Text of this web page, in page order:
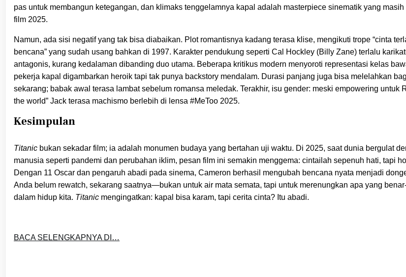
pas untuk membangun ketegangan, dan klimaks tenggelamnya kapal adalah masterpiece sinematik yang masih
film 2025.
Namun, ada sisi negatif yang tak bisa diabaikan. Plot romantisnya kadang terasa klise, mengikuti trope “cinta
bencana” yang sudah usang bahkan di 1997. Karakter pendukung seperti Cal Hockley (Billy Zane) terlalu
antagonis, kurang kedalaman dibanding duo utama. Beberapa kritikus modern menyoroti representasi kelas
pekerja kapal digambarkan heroik tapi tak punya backstory mendalam. Durasi panjang juga bisa melelahkan
sekarang; babak awal terasa lambat sebelum romansa meledak. Terakhir, isu gender: meski empowering untuk
the world” Jack terasa machismo berlebih di lensa #MeToo 2025.
Kesimpulan
Titanic bukan sekadar film; ia adalah monumen budaya yang bertahan uji waktu. Di 2025, saat dunia bergulat
manusia seperti pandemi dan perubahan iklim, pesan film ini semakin menggema: cintailah sepenuh hati, tapi
Dengan 11 Oscar dan pengaruh abadi pada sinema, Cameron berhasil mengubah bencana nyata menjadi
Anda belum rewatch, sekarang saatnya—bukan untuk air mata semata, tapi untuk merenungkan apa yang
dalam hidup kita. Titanic mengingatkan: kapal bisa karam, tapi cerita cinta? Itu abadi.
BACA SELENGKAPNYA DI…